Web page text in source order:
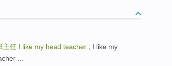
主任 I like my head teacher ; I like my
...